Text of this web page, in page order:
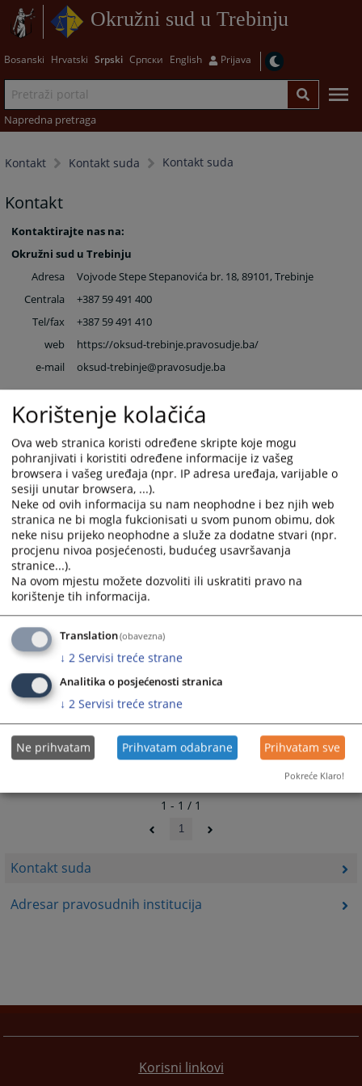
Okružni sud u Trebinju
Bosanski Hrvatski Srpski Српски English Prijava
Napredna pretraga
Kontakt Kontakt suda Kontakt suda
Kontakt suda
Adresar pravosudnih institucija
Kontakt
Kontaktirajte nas na:
Okružni sud u Trebinju
Adresa
Vojvode Stepe Stepanovića br. 18, 89101, Trebinje
Centrala
+387 59 491 400
Tel/fax
+387 59 491 410
web
https://oksud-trebinje.pravosudje.ba/
e-mail
oksud-trebinje@pravosudje.ba
ili za sve zaposlene u sudu:
ime.prezime@pravosudje.ba
npr. marko.maric@pravosudje.ba
Centar za podršku svjedocima
tel
+387 59 491 413
e-mail
podrska-svjedocima.tb@pravosudje.ba
6719PREGLEDA
1 - 1 / 1
1
Korisni linkovi
Korištenje kolačića
Ova web stranica koristi određene skripte koje mogu
pohranjivati i koristiti određene informacije iz vašeg
browsera i vašeg uređaja (npr. IP adresa uređaja, varijable o
sesiji unutar browsera, ...).
Neke od ovih informacija su nam neophodne i bez njih web
stranica ne bi mogla fukcionisati u svom punom obimu, dok
neke nisu prijeko neophodne a služe za dodatne stvari (npr.
procjenu nivoa posjećenosti, budućeg usavršavanja
stranice...).
Na ovom mjestu možete dozvoliti ili uskratiti pravo na
korištenje tih informacija.
Translation(obavezna)
↓ 2 Servisi treće strane
Analitika o posjećenosti stranica
↓ 2 Servisi treće strane
Ne prihvatam Prihvatam odabrane Prihvatam sve
Pokreće Klaro!